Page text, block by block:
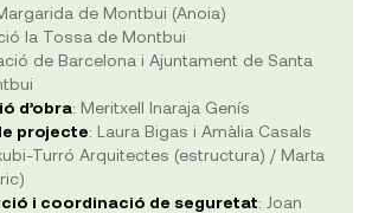
de Montbui (Anoia)
la Tossa de Montbui
de Barcelona i Ajuntament de Santa
d’obra: Meritxell Inaraja Genís
projecte: Laura Bigas i Amàlia Casals
Turró Arquitectes (estructura) / Marta
i coordinació de seguretat: Joan